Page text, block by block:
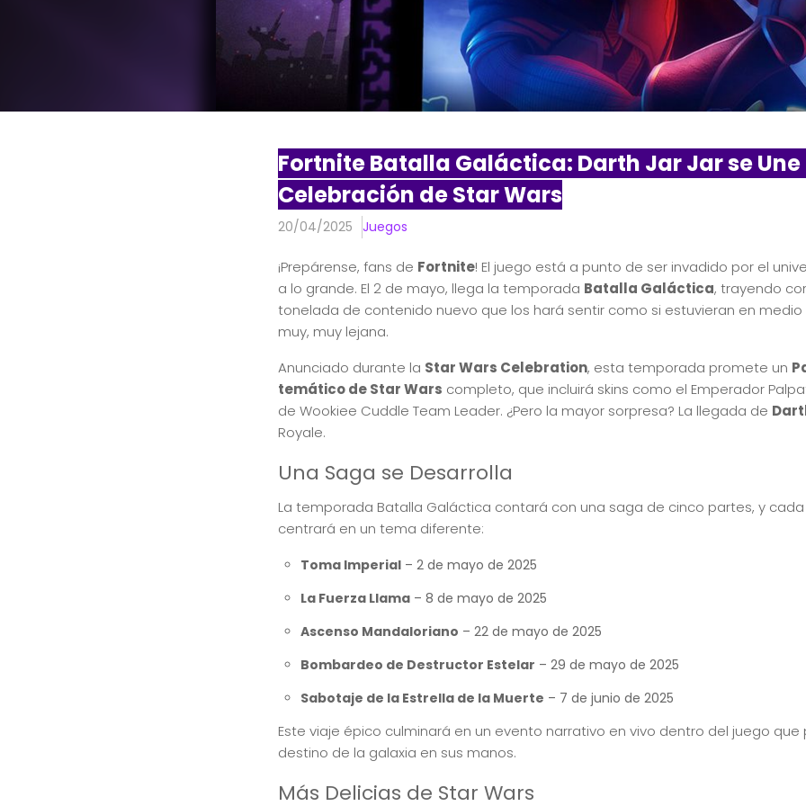
Fortnite Batalla Galáctica: Darth Jar Jar se Une
Celebración de Star Wars
20/04/2025 Juegos
¡Prepárense, fans de Fortnite! El juego está a punto de ser invadido por el
a lo grande. El 2 de mayo, llega la temporada Batalla Galáctica, trayendo
tonelada de contenido nuevo que los hará sentir como si estuvieran en
muy, muy lejana.
Anunciado durante la Star Wars Celebration, esta temporada promete un
temático de Star Wars completo, que incluirá skins como el Emperador
de Wookiee Cuddle Team Leader. ¿Pero la mayor sorpresa? La llegada de
Royale.
Una Saga se Desarrolla
La temporada Batalla Galáctica contará con una saga de cinco partes, y
centrará en un tema diferente:
Toma Imperial – 2 de mayo de 2025
La Fuerza Llama – 8 de mayo de 2025
Ascenso Mandaloriano – 22 de mayo de 2025
Bombardeo de Destructor Estelar – 29 de mayo de 2025
Sabotaje de la Estrella de la Muerte – 7 de junio de 2025
Este viaje épico culminará en un evento narrativo en vivo dentro del juego
destino de la galaxia en sus manos.
Más Delicias de Star Wars